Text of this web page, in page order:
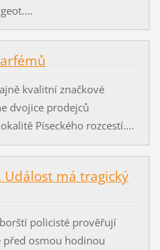
kvalitní značkové
dvojice prodejců
Píseckého rozcestí....
Událost má tragický
policisté prověřují
osmou hodinou